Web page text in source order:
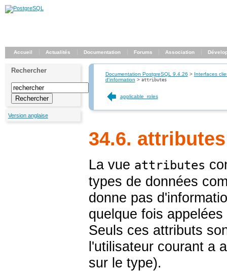
Accueil Actualités Documentation Forums Association
Rechercher
Version anglaise
Documentation PostgreSQL 9.4.26 > Interfaces
d'information > attributes
applicable_roles
34.6. attributes
La vue attributes
types de données
donne pas
quelque fois
Seuls ces attributs
l'utilisateur courant a
sur le type).